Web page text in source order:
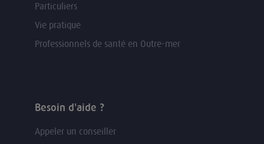
Particuliers
Vie pratique
Professionnels de santé en Outre-mer
Besoin d'aide ?
Appeler un conseiller